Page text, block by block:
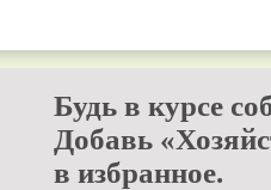
Будь в курсе
Добавь
в избранное.